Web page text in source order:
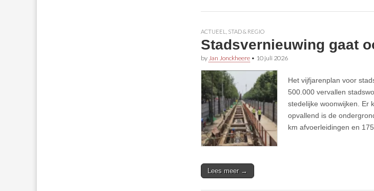
ACTUEEL STAD & REGIO
Stadsvernieuwing gaat
by Jan Jonckheere • 10 juli 2026
Het vijfjarenplan voor
500.000 vervallen
stedelijke woonwijken. Er
opvallend is de
km afvoerleidingen en
Lees meer →